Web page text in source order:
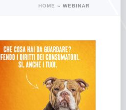
HOME » WEBINAR